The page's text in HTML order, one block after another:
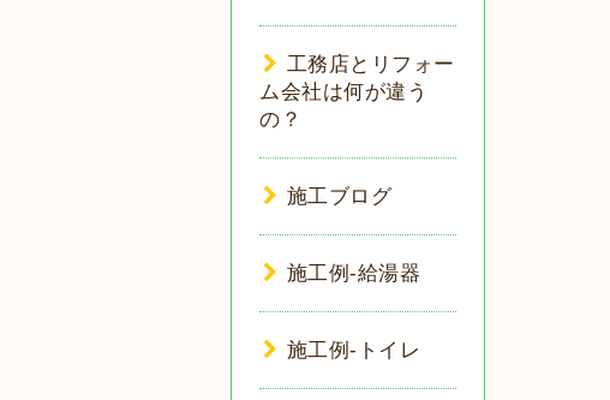
工務店とリフォー
ム会社は何が違う
の？
施工ブログ
施工例-給湯器
施工例-トイレ